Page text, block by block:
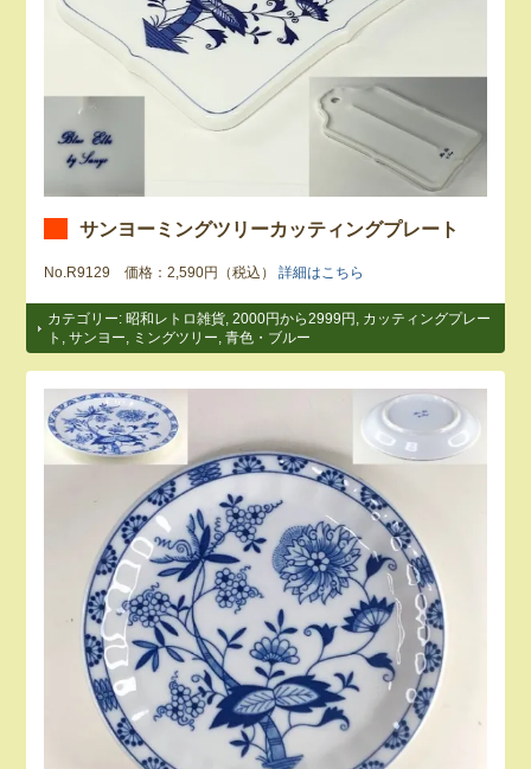
サンヨーミングツリーカッティングプレート
No.R9129 価格：2,590円（税込）詳細はこちら
カテゴリー: 昭和レトロ雑貨 ,2000円から2999円
カッティングプレー
ト
,サンヨー ミングツリー ,青色・ブルー